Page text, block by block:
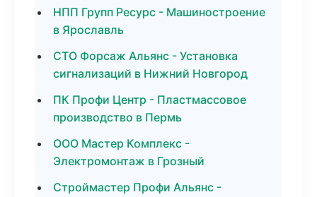
НПП Групп Ресурс - Машиностроение
в Ярославль
СТО Форсаж Альянс - Установка
сигнализаций в Нижний Новгород
ПК Профи Центр - Пластмассовое
производство в Пермь
ООО Мастер Комплекс -
Электромонтаж в Грозный
Строймастер Профи Альянс -